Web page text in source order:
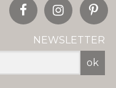
NEWSLETTER
ok